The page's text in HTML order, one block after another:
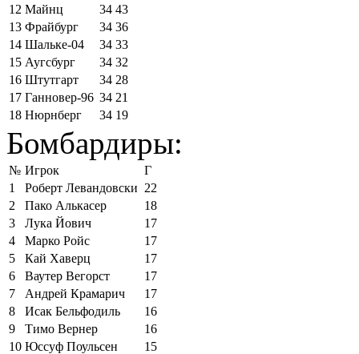
12 Майнц 34 43
13 Фрайбург 34 36
14 Шальке-04 34 33
15 Аугсбург 34 32
16 Штутгарт 34 28
17 Ганновер-96 34 21
18 Нюрнберг 34 19
Бомбардиры:
№ Игрок
Г
1
Роберт Левандовски 22
2
Пако Алькасер
18
3
Лука Йович
17
4
Марко Ройс
17
5
Кай Хаверц
17
6
Ваутер Вегорст
17
7
Андрей Крамарич
17
8
Исак Бельфодиль
16
9
Тимо Вернер
16
10 Юссуф Поульсен
15